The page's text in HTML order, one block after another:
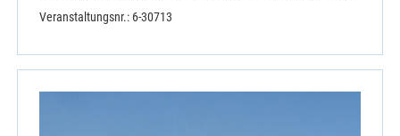
Veranstaltungsnr.: 6-30713